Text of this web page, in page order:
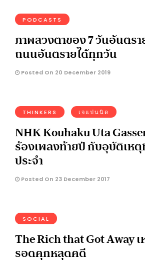
PODCASTS
ภาพลวงตาของ 7 วันอันตรา
ถนนอันตรายได้ทุกวัน
Posted On 20 December 2019
THINKERS เจแปนนิด
NHK Kouhaku Uta
ร้องเพลงท้ายปี กับอุบัติเห
ประจำ
Posted On 23 December 2017
SOCIAL
The Rich that Got Away
รอดคุกหลุดคดี